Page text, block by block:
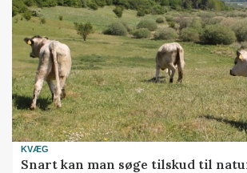
KVÆG
Snart kan man søge tilskud til